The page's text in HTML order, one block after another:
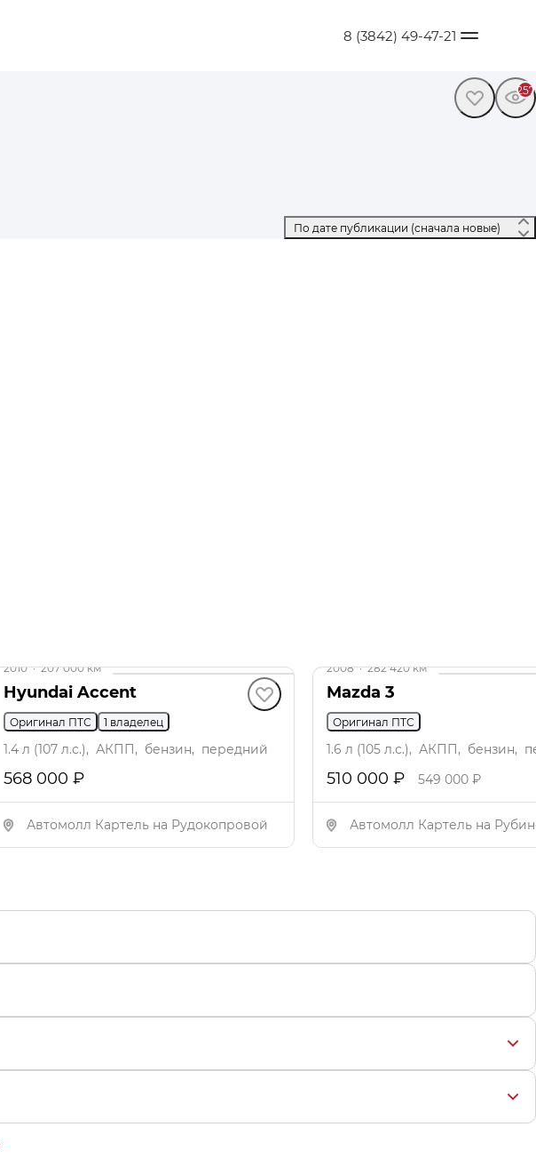
8 (3842) 49-47-21
257
2010·207 000 км
Hyundai Accent
Оригинал ПТС 1 владелец
1.4 л (107 л.с.), АКПП, бензин, передний
568 000 ₽
Автомолл Картель на Рудокопровой
2008·282 420 км
Mazda 3
Оригинал ПТС
1.6 л (105 л.с.), АКПП, бензин,
510 000 ₽ 549 000 ₽
Автомолл Картель на